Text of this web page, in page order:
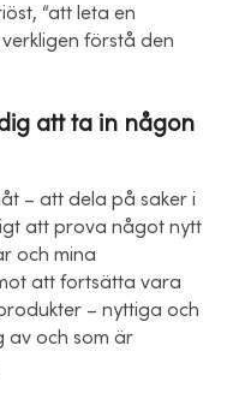
“att leta en
förstå den
att ta in någon
– att dela på saker i
att prova något nytt
och mina
att fortsätta vara
– nyttiga och
av och som är